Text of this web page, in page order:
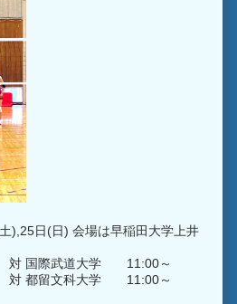
),25日(日) 会場は早稲田大学上井
国際武道大学 11:00～
都留文科大学 11:00～